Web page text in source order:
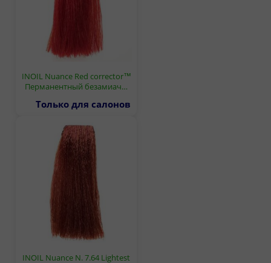
INOIL Nuance Red corrector™
Перманентный безамиач…
Только для салонов
INOIL Nuance N. 7.64 Lightest